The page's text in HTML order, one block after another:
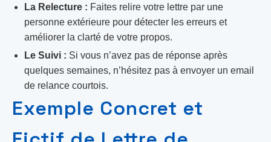
La Relecture : Faites relire votre lettre par une
personne extérieure pour détecter les erreurs et
améliorer la clarté de votre propos.
Le Suivi : Si vous n’avez pas de réponse après
quelques semaines, n’hésitez pas à envoyer un email
de relance courtois.
Exemple Concret et